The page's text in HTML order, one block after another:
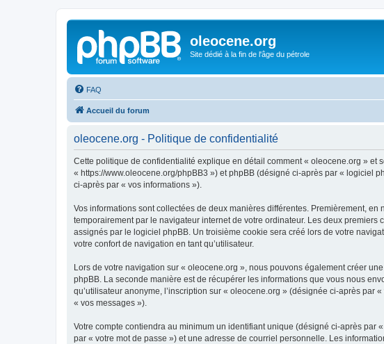
oleocene.org
Site dédié à la fin de l'âge du pétrole
FAQ
Accueil du forum
oleocene.org - Politique de confidentialité
Cette politique de confidentialité explique en détail comment « oleocene.org »
« https://www.oleocene.org/phpBB3 ») et phpBB (désigné ci-après par « logiciel
ci-après par « vos informations »).
Vos informations sont collectées de deux manières différentes. Premièrement,
temporairement par le navigateur internet de votre ordinateur. Les deux
assignés par le logiciel phpBB. Un troisième cookie sera créé lors de votre
votre confort de navigation en tant qu’utilisateur.
Lors de votre navigation sur « oleocene.org », nous pouvons également créer
phpBB. La seconde manière est de récupérer les informations que vous nous
qu’utilisateur anonyme, l’inscription sur « oleocene.org » (désignée ci-après
« vos messages »).
Votre compte contiendra au minimum un identifiant unique (désigné ci-après par
par « votre mot de passe ») et une adresse de courriel personnelle. Les